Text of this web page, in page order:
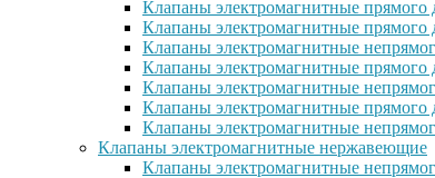
Клапаны электромагнитные прямого
Клапаны электромагнитные
Клапаны электромагнитные
Клапаны электромагнитные прямого
Клапаны электромагнитные
Клапаны электромагнитные прямого
Клапаны электромагнитные
Клапаны электромагнитные нержавеющие
Клапаны электромагнитные